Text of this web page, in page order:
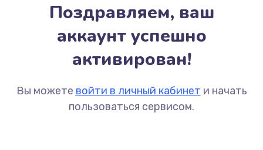
Поздравляем, ваш
аккаунт успешно
активирован!
Вы можете войти в личный кабинет и начать
пользоваться сервисом.